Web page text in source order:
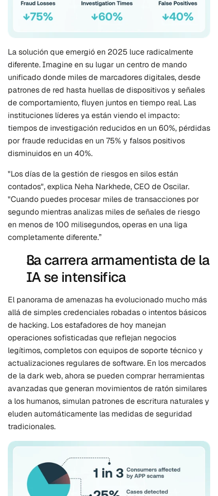
La solución que emergió en 2025 luce radicalmente
diferente. Imagine en su lugar un centro de mando
unificado donde miles de marcadores digitales, desde
patrones de red hasta huellas de dispositivos y señales
de comportamiento, fluyen juntos en tiempo real. Las
instituciones líderes ya están viendo el impacto:
tiempos de investigación reducidos en un 60%, pérdidas
por fraude reducidas en un 75% y falsos positivos
disminuidos en un 40%.
"Los días de la gestión de riesgos en silos están
contados", explica Neha Narkhede, CEO de Oscilar.
"Cuando puedes procesar miles de transacciones por
segundo mientras analizas miles de señales de riesgo
en menos de 100 milisegundos, operas en una liga
completamente diferente.”
La carrera armamentista de la
IA se intensifica
El panorama de amenazas ha evolucionado mucho más
allá de simples credenciales robadas o intentos básicos
de hacking. Los estafadores de hoy manejan
operaciones sofisticadas que reflejan negocios
legítimos, completos con equipos de soporte técnico y
actualizaciones regulares de software. En los mercados
de la dark web, ahora se pueden comprar herramientas
avanzadas que generan movimientos de ratón similares
a los humanos, simulan patrones de escritura naturales y
eluden automáticamente las medidas de seguridad
tradicionales.